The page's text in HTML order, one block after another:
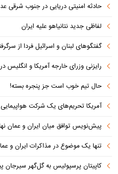
حادثه امنیتی دریایی در جنوب شرقی
لفاظی جدید نتانیاهو علیه ایران
گفتگوهای لبنان و اسرائیل فردا از
رایزنی وزرای خارجه آمریکا و انگلیس
حال تیم خوب است جز پنجره بسته!
آمریکا تحریم‌های یک شرکت هواپیمایی
پیش‌نویس توافق میان ایران و عمان
تنها یک موضوع در مذاکرات ایران و
کاپیتان پرسپولیس به گل‌گهر سیرجان